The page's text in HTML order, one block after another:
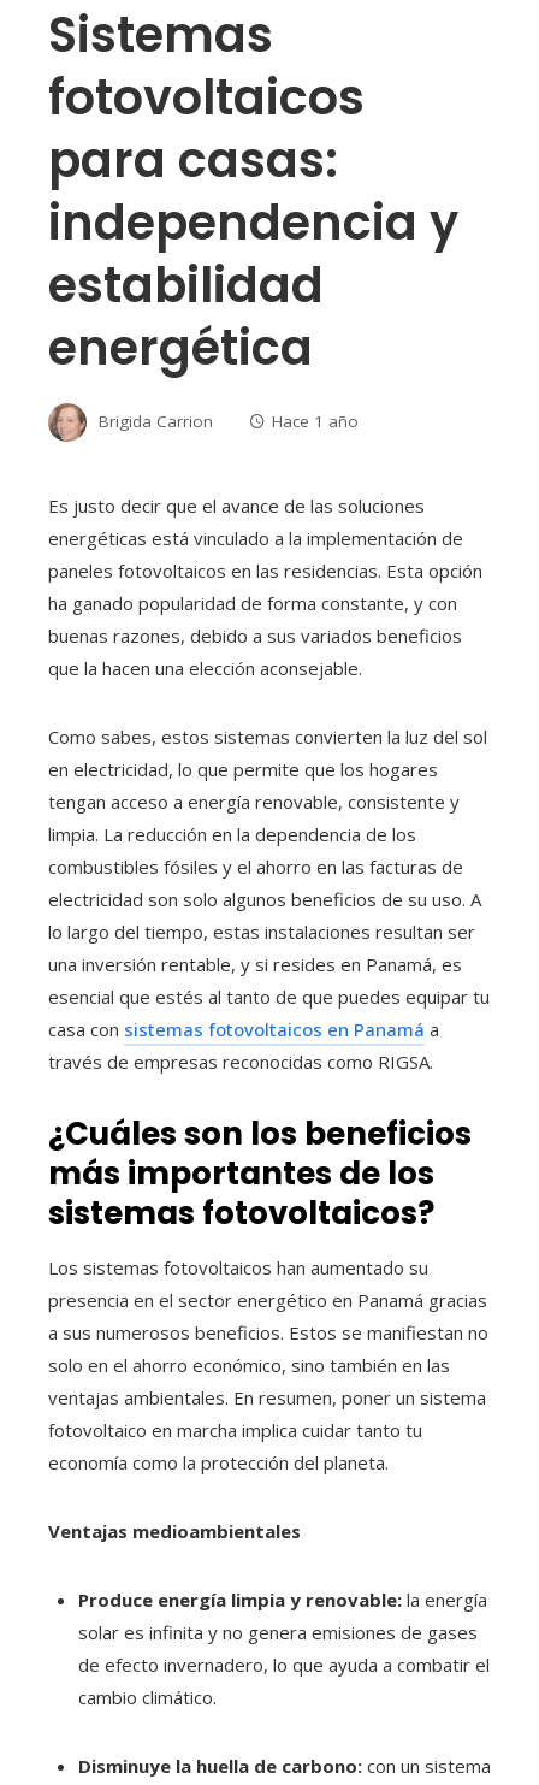
Sistemas
fotovoltaicos
para casas:
independencia y
estabilidad
energética
Brigida Carrion Hace 1 año
Es justo decir que el avance de las soluciones
energéticas está vinculado a la implementación de
paneles fotovoltaicos en las residencias. Esta opción
ha ganado popularidad de forma constante, y con
buenas razones, debido a sus variados beneficios
que la hacen una elección aconsejable.
Como sabes, estos sistemas convierten la luz del sol
en electricidad, lo que permite que los hogares
tengan acceso a energía renovable, consistente y
limpia. La reducción en la dependencia de los
combustibles fósiles y el ahorro en las facturas de
electricidad son solo algunos beneficios de su uso. A
lo largo del tiempo, estas instalaciones resultan ser
una inversión rentable, y si resides en Panamá, es
esencial que estés al tanto de que puedes equipar tu
casa con sistemas fotovoltaicos en Panamá a
través de empresas reconocidas como RIGSA.
¿Cuáles son los beneficios
más importantes de los
sistemas fotovoltaicos?
Los sistemas fotovoltaicos han aumentado su
presencia en el sector energético en Panamá gracias
a sus numerosos beneficios. Estos se manifiestan no
solo en el ahorro económico, sino también en las
ventajas ambientales. En resumen, poner un sistema
fotovoltaico en marcha implica cuidar tanto tu
economía como la protección del planeta.
Ventajas medioambientales
Produce energía limpia y renovable: la energía
solar es infinita y no genera emisiones de gases
de efecto invernadero, lo que ayuda a combatir el
cambio climático.
Disminuye la huella de carbono: con un sistema